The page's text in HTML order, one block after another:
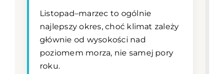
Listopad–marzec to ogólnie
najlepszy okres, choć klimat zależy
głównie od wysokości nad
poziomem morza, nie samej pory
roku.